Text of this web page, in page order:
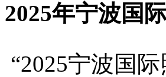
2025年宁波国
“2025宁波国